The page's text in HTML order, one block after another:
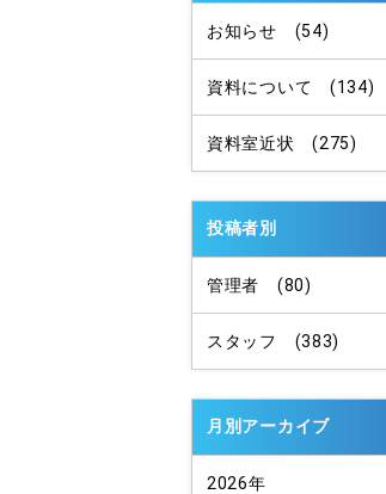
お知らせ (54)
資料について (134)
資料室近状 (275)
投稿者別
管理者 (80)
スタッフ (383)
月別アーカイブ
2026年